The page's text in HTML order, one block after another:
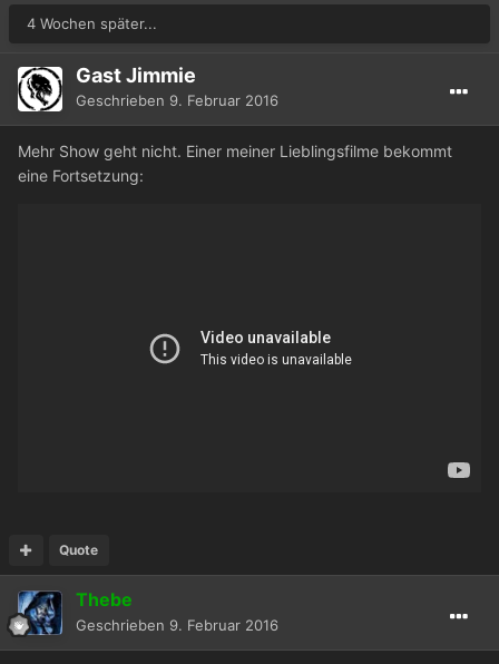
4 Wochen später...
Gast Jimmie
Geschrieben 9. Februar 2016
Mehr Show geht nicht. Einer meiner Lieblingsfilme bekommt
eine Fortsetzung:
Quote
Thebe
Geschrieben 9. Februar 2016